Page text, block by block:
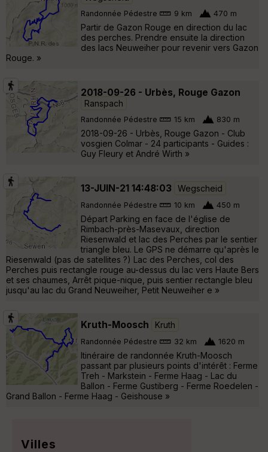
Randonnée Pédestre 9 km 470 m
Partir de Gazon Rouge en direction du lac
des perches. Prendre ensuite la direction
des lacs Neuweiher pour revenir vers Gazon
Rouge. »
2018-09-26 - Urbès, Rouge Gazon
Ranspach
Randonnée Pédestre 15 km 830 m
2018-09-26 - Urbès, Rouge Gazon - Club
vosgien Colmar - 24 participants - Guides :
Guy Fleury et André Wirth »
13-JUIN-21 14:48:03 Wegscheid
Randonnée Pédestre 10 km 450 m
Départ Parking en face de l'église de
Rimbach-près-Masevaux, direction
Riesenwald et lac des Perches par le sentier
triangle bleu. Le GPS ne démarre qu'après le
Riesenwald (pas de satellites ?) Lac des Perches, col des
Perches puis rectangle rouge au-dessus du lac vers Haute Bers
et ses chaumes, Arrêt pique-nique, puis sentier rectangle bleu
jusqu'au lac du Grand Neuweiher, Petit Neuweiher e »
Kruth-Moosch Kruth
Randonnée Pédestre 32 km 1620 m
Itinéraire de randonnée Kruth-Moosch
passant par plusieurs points d'intérêt : Ferme
Treh - Markstein - Ferme Haag - Lac du
Ballon - Ferme Gustiberg - Ferme Roedelen -
Grand Ballon - Ferme Haag - Geishouse »
Villes